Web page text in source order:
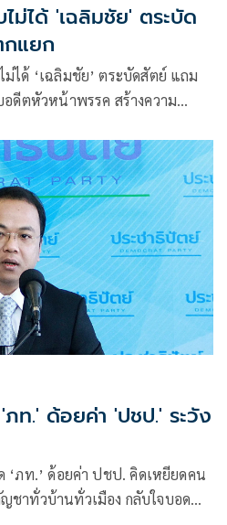
ม่ได้ 'เฉลิมชัย' ตระบัด
แยก
ได้ ‘เฉลิมชัย’ ตระบัดสัตย์ แถม
อดีตหัวหน้าพรรค สร้างความ
ท.' ด้อยค่า 'ปชป.' ระวัง
‘ภท.’ ด้อยค่า ปชป. คิดเหยียดคน
ชาทั่วบ้านทั่วเมือง กลับใจบอด